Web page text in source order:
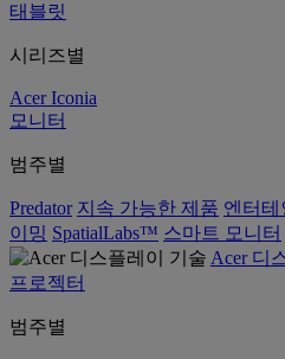
태블릿
시리즈별
Acer Iconia
모니터
범주별
Predator 지속 가능한 제품 엔터테
이밍 SpatialLabs™ 스마트 모니터
Acer 디
프로젝터
범주별